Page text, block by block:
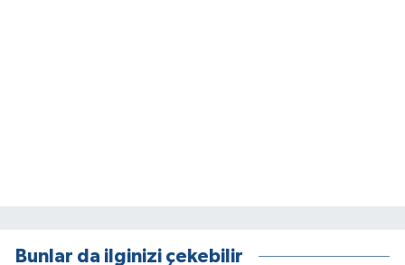
Bunlar da ilginizi çekebilir